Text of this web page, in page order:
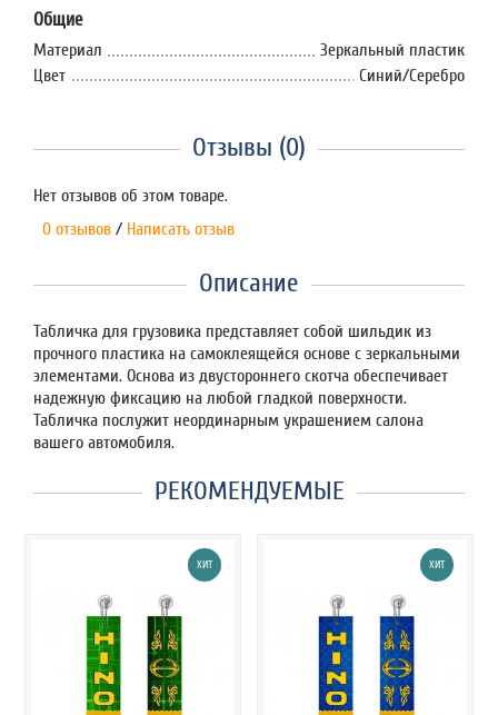
Общие
Материал
Зеркальный пластик
Цвет
Синий/Серебро
Отзывы (0)
Нет отзывов об этом товаре.
0 отзывов / Написать отзыв
Описание
Табличка для грузовика представляет собой шильдик из
прочного пластика на самоклеящейся основе с зеркальными
элементами. Основа из двустороннего скотча обеспечивает
надежную фиксацию на любой гладкой поверхности.
Табличка послужит неординарным украшением салона
вашего автомобиля.
РЕКОМЕНДУЕМЫЕ
ХИТ ХИТ